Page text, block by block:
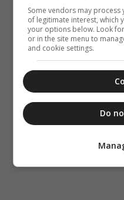
Some vendors may
of legitimate interest, which
your options below. Look
or in the site menu to
and cookie settings.
Do